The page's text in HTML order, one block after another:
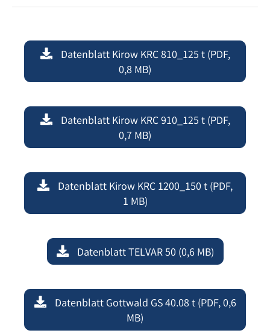
Datenblatt Kirow KRC 810_125 t (PDF,
0,8 MB)
Datenblatt Kirow KRC 910_125 t (PDF,
0,7 MB)
Datenblatt Kirow KRC 1200_150 t (PDF,
1 MB)
Datenblatt TELVAR 50 (0,6 MB)
Datenblatt Gottwald GS 40.08 t (PDF, 0,6
MB)